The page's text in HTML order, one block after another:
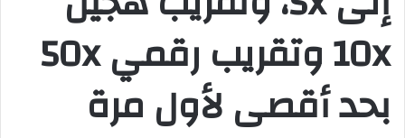
10x وتقريب رقمي 50x
بحد أقصى لأول مرة